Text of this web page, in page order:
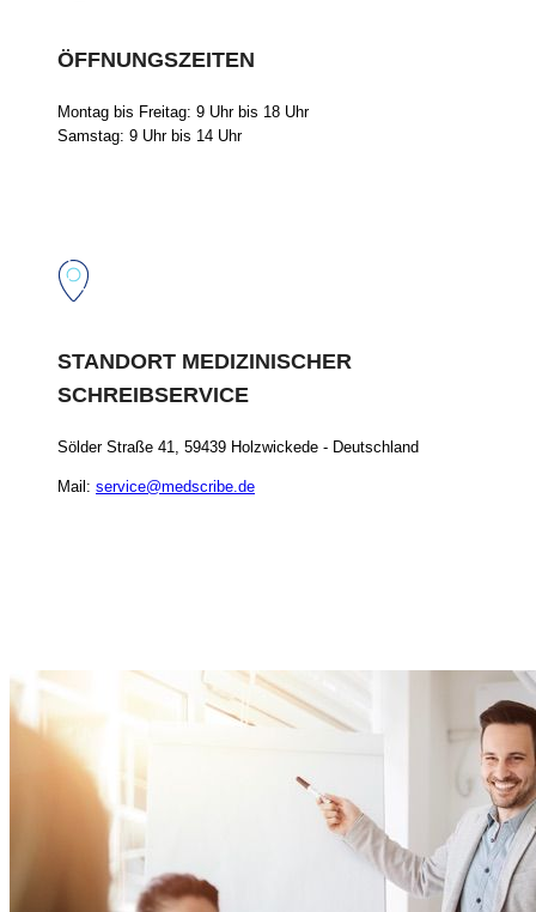
ÖFFNUNGSZEITEN
Montag bis Freitag: 9 Uhr bis 18 Uhr
Samstag: 9 Uhr bis 14 Uhr
STANDORT MEDIZINISCHER
SCHREIBSERVICE
Sölder Straße 41, 59439 Holzwickede - Deutschland
Mail: service@medscribe.de